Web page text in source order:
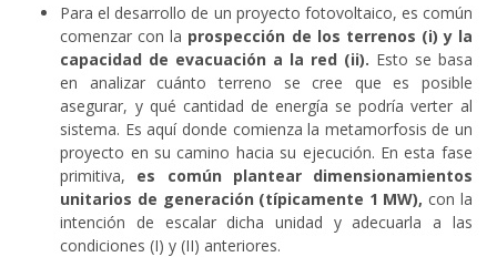
Para el desarrollo de un proyecto fotovoltaico, es común
comenzar con la prospección de los terrenos (i) y la
capacidad de evacuación a la red (ii). Esto se basa
en analizar cuánto terreno se cree que es posible
asegurar, y qué cantidad de energía se podría verter al
sistema. Es aquí donde comienza la metamorfosis de un
proyecto en su camino hacia su ejecución. En esta fase
primitiva, es común plantear dimensionamientos
unitarios de generación (típicamente 1 MW), con la
intención de escalar dicha unidad y adecuarla a las
condiciones (I) y (II) anteriores.